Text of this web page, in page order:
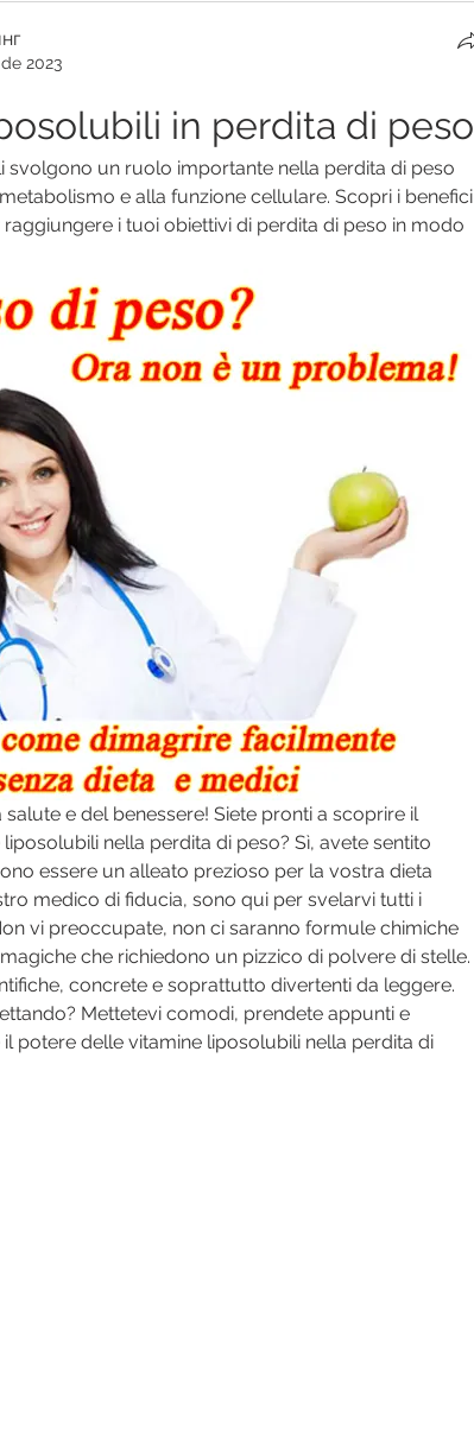
2023
in perdita di peso
svolgono un ruolo importante nella perdita di peso
e alla funzione cellulare. Scopri i benefici
i tuoi obiettivi di perdita di peso in modo
e del benessere! Siete pronti a scoprire il
nella perdita di peso? Sì, avete sentito
essere un alleato prezioso per la vostra dieta
medico di fiducia, sono qui per svelarvi tutti i
vi preoccupate, non ci saranno formule chimiche
che richiedono un pizzico di polvere di stelle.
concrete e soprattutto divertenti da leggere.
Mettetevi comodi, prendete appunti e
potere delle vitamine liposolubili nella perdita di